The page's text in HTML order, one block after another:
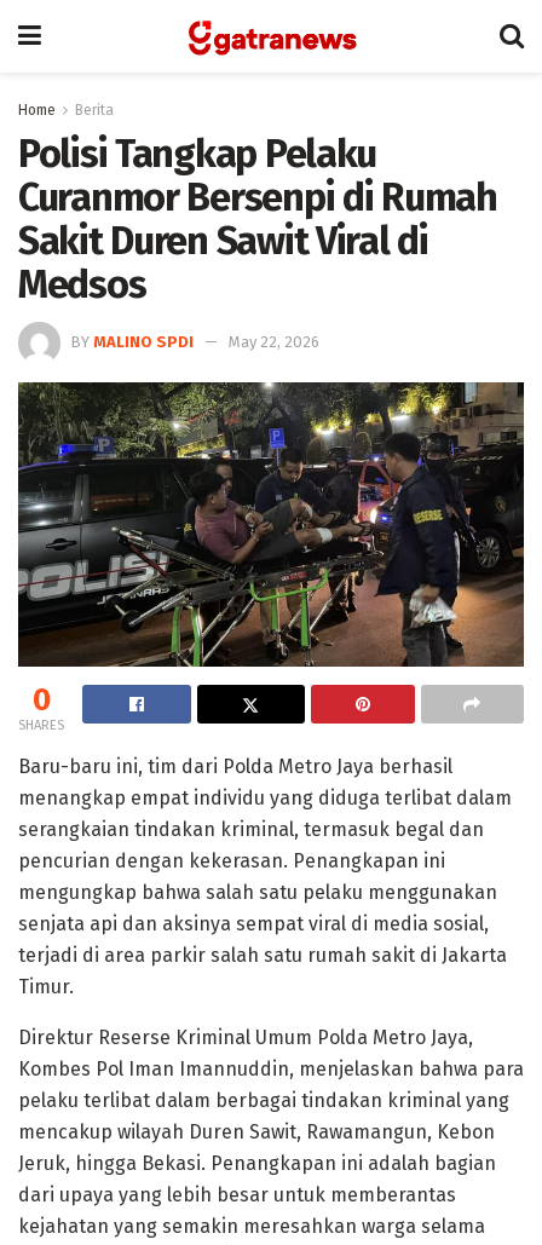
Home Berita
Polisi Tangkap Pelaku
Curanmor Bersenpi di Rumah
Sakit Duren Sawit Viral di
Medsos
BY MALINO SPDI May 22, 2026
0
SHARES
Baru-baru ini, tim dari Polda Metro Jaya berhasil
menangkap empat individu yang diduga terlibat dalam
serangkaian tindakan kriminal, termasuk begal dan
pencurian dengan kekerasan. Penangkapan ini
mengungkap bahwa salah satu pelaku menggunakan
senjata api dan aksinya sempat viral di media sosial,
terjadi di area parkir salah satu rumah sakit di Jakarta
Timur.
Direktur Reserse Kriminal Umum Polda Metro Jaya,
Kombes Pol Iman Imannuddin, menjelaskan bahwa para
pelaku terlibat dalam berbagai tindakan kriminal yang
mencakup wilayah Duren Sawit, Rawamangun, Kebon
Jeruk, hingga Bekasi. Penangkapan ini adalah bagian
dari upaya yang lebih besar untuk memberantas
kejahatan yang semakin meresahkan warga selama